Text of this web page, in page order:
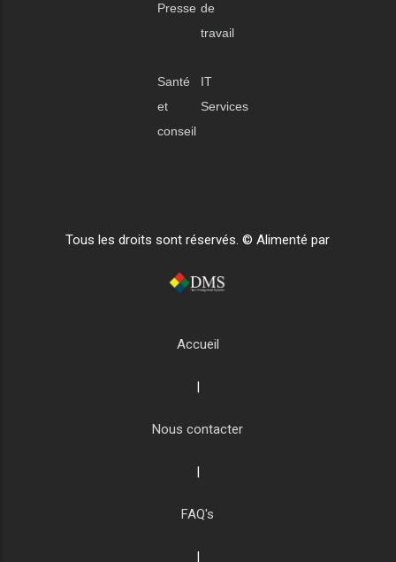
Presse de
travail
Santé
et
conseil
IT
Services
Tous les droits sont réservés. © Alimenté par
Accueil
Nous contacter
FAQ's